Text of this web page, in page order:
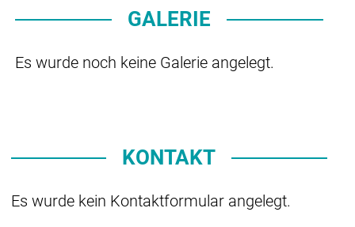
GALERIE
Es wurde noch keine Galerie angelegt.
KONTAKT
Es wurde kein Kontaktformular angelegt.